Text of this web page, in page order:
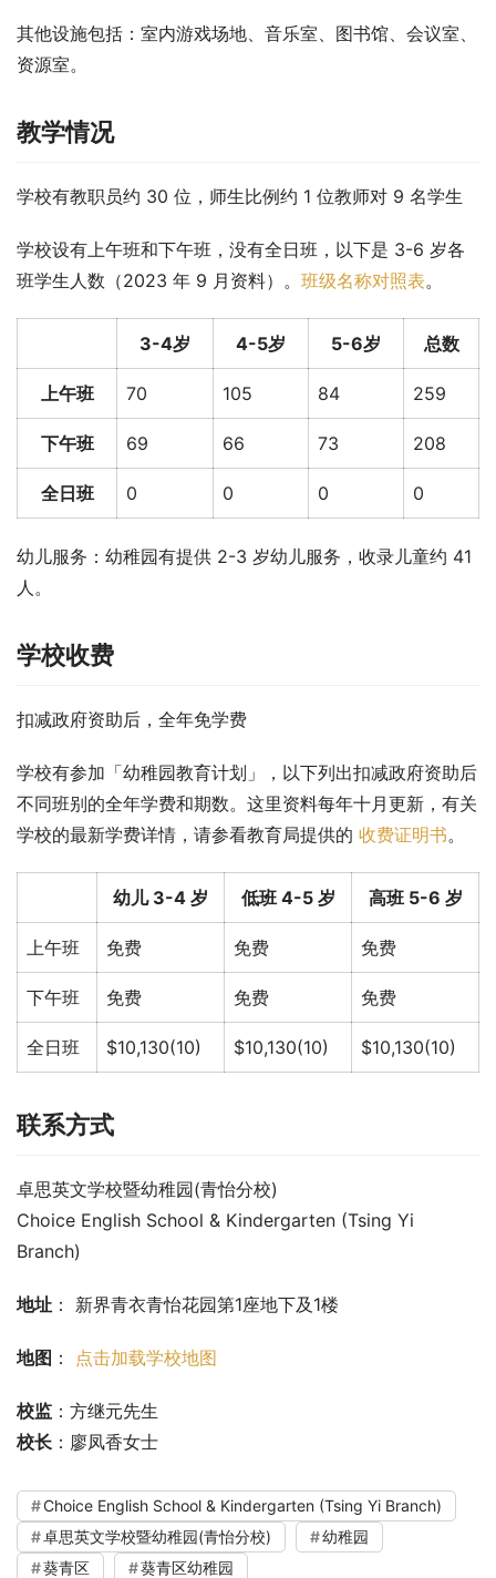
其他设施包括：室内游戏场地、音乐室、图书馆、会议室、
资源室。
教学情况
学校有教职员约 30 位，师生比例约 1 位教师对 9 名学生
学校设有上午班和下午班，没有全日班，以下是 3-6 岁各
班学生人数（2023 年 9 月资料）。 班级名称对照表。
3-4岁 4-5岁 5-6岁 总数
上午班 70 105 84 259
下午班 69 66 73 208
全日班 0 0 0 0
幼儿服务：幼稚园有提供 2-3 岁幼儿服务，收录儿童约 41
人。
学校收费
扣减政府资助后，全年免学费
学校有参加「幼稚园教育计划」，以下列出扣减政府资助后
不同班别的全年学费和期数。这里资料每年十月更新，有关
学校的最新学费详情，请参看教育局提供的 收费证明书。
幼儿 3-4 岁 低班 4-5 岁 高班 5-6 岁
上午班 免费 免费 免费
下午班 免费 免费 免费
全日班 $10,130(10) $10,130(10) $10,130(10)
联系方式
卓思英文学校暨幼稚园(青怡分校)
Choice English School & Kindergarten (Tsing Yi
Branch)
地址 ： 新界青衣青怡花园第1座地下及1楼
地图 ： 点击加载学校地图
校监 ：方继元先生
校长 ：廖凤香女士
Choice English School & Kindergarten (Tsing Yi Branch)
卓思英文学校暨幼稚园(青怡分校)
幼稚园
葵青区
葵青区幼稚园